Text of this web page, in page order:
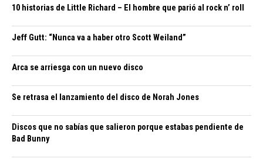
10 historias de Little Richard – El hombre que parió al rock n’ roll
Jeff Gutt: “Nunca va a haber otro Scott Weiland”
Arca se arriesga con un nuevo disco
Se retrasa el lanzamiento del disco de Norah Jones
Discos que no sabías que salieron porque estabas pendiente de
Bad Bunny